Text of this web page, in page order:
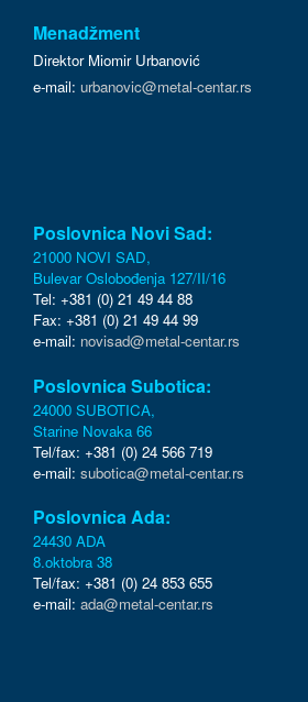
Menadžment
Direktor Miomir Urbanović
e-mail: urbanovic@metal-centar.rs
Poslovnica Novi Sad:
21000 NOVI SAD,
Bulevar Oslobođenja 127/II/16
Tel: +381 (0) 21 49 44 88
Fax: +381 (0) 21 49 44 99
e-mail: novisad@metal-centar.rs
Poslovnica Subotica:
24000 SUBOTICA,
Starine Novaka 66
Tel/fax: +381 (0) 24 566 719
e-mail: subotica@metal-centar.rs
Poslovnica Ada:
24430 ADA
8.oktobra 38
Tel/fax: +381 (0) 24 853 655
e-mail: ada@metal-centar.rs